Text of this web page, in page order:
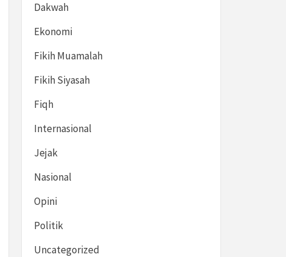
Dakwah
Ekonomi
Fikih Muamalah
Fikih Siyasah
Fiqh
Internasional
Jejak
Nasional
Opini
Politik
Uncategorized